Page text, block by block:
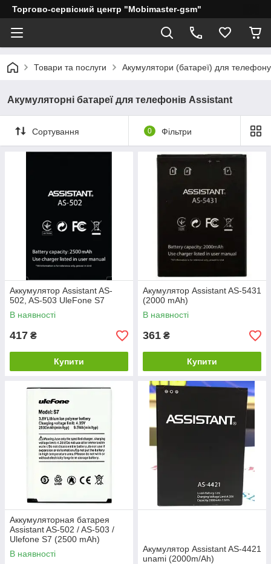
Торгово-сервісний центр "Mobimaster-gsm"
Товари та послуги Акумулятори (батареї) для телефону
Акумуляторні батареї для телефонів Assistant
Сортування 0 Фільтри
Аккумулятор Assistant AS-
502, AS-503 UleFone S7
В наявності
417 ₴
Купити
Акумулятор Assistant AS-5431
(2000 mAh)
В наявності
361 ₴
Купити
Аккумуляторная батарея
Assistant AS-502 / AS-503 /
Ulefone S7 (2500 mAh)
В наявності
Акумулятор Assistant AS-4421
unami (2000m/Ah)